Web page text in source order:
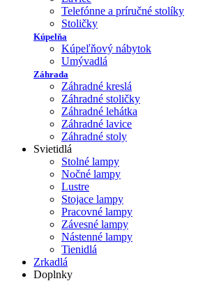
Telefónne a príručné stolíky
Stoličky
Kúpelňa
Kúpeľňový nábytok
Umývadlá
Záhrada
Záhradné kreslá
Záhradné stoličky
Záhradné lehátka
Záhradné lavice
Záhradné stoly
Svietidlá
Stolné lampy
Nočné lampy
Lustre
Stojace lampy
Pracovné lampy
Závesné lampy
Nástenné lampy
Tienidlá
Zrkadlá
Doplnky